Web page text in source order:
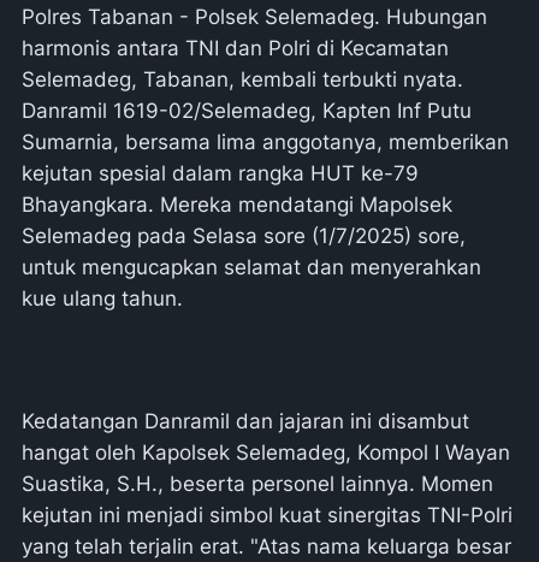
Polres Tabanan - Polsek Selemadeg. Hubungan
harmonis antara TNI dan Polri di Kecamatan
Selemadeg, Tabanan, kembali terbukti nyata.
Danramil 1619-02/Selemadeg, Kapten Inf Putu
Sumarnia, bersama lima anggotanya, memberikan
kejutan spesial dalam rangka HUT ke-79
Bhayangkara. Mereka mendatangi Mapolsek
Selemadeg pada Selasa sore (1/7/2025) sore,
untuk mengucapkan selamat dan menyerahkan
kue ulang tahun.
Kedatangan Danramil dan jajaran ini disambut
hangat oleh Kapolsek Selemadeg, Kompol I Wayan
Suastika, S.H., beserta personel lainnya. Momen
kejutan ini menjadi simbol kuat sinergitas TNI-Polri
yang telah terjalin erat. "Atas nama keluarga besar